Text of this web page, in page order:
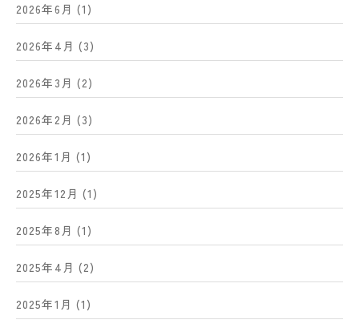
2026年6月 (1)
2026年4月 (3)
2026年3月 (2)
2026年2月 (3)
2026年1月 (1)
2025年12月 (1)
2025年8月 (1)
2025年4月 (2)
2025年1月 (1)